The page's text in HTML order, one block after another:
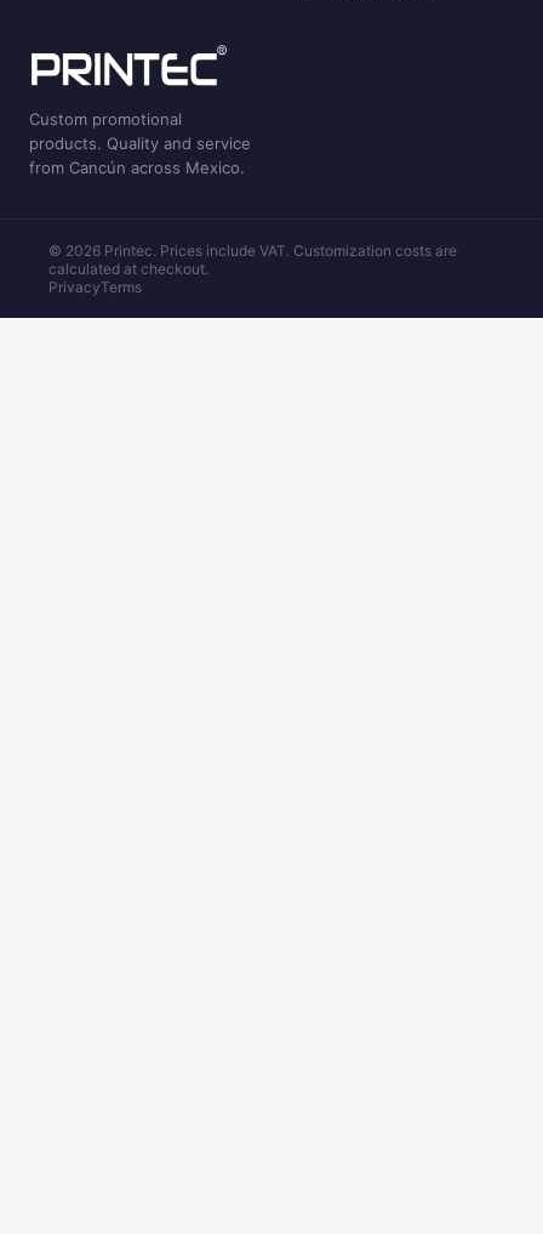
Custom promotional
products. Quality and service
from Cancún across Mexico.
© 2026 Printec. Prices include VAT. Customization costs are
calculated at checkout.
PrivacyTerms